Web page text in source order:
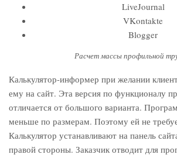
LiveJournal
VKontakte
Blogger
Расчет массы профильной
Калькулятор-информер при желании
ему на сайт. Эта версия по функционалу
отличается от большого варианта.
меньше по размерам. Поэтому ей не
Калькулятор устанавливают на панель
правой стороны. Заказчик отводит для